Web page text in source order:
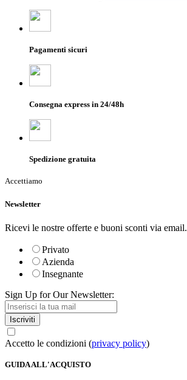
Pagamenti sicuri
Consegna express in 24/48h
Spedizione gratuita
Accettiamo
Newsletter
Ricevi le nostre offerte e buoni sconti via email.
Privato
Azienda
Insegnante
Sign Up for Our Newsletter:
Iscriviti
Accetto le condizioni (privacy policy)
GUIDA ALL'ACQUISTO